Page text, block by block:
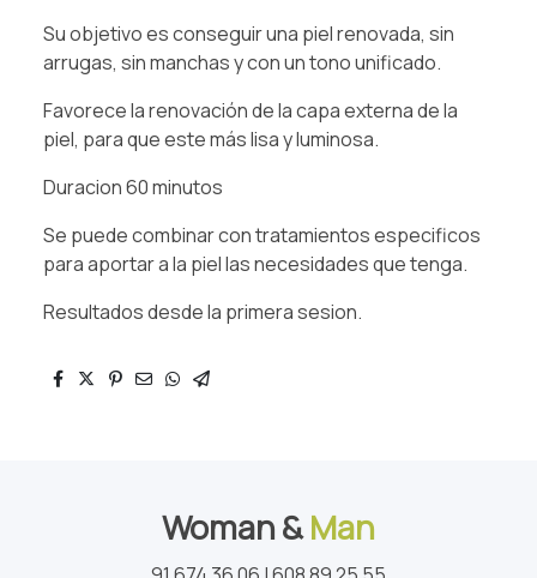
Su objetivo es conseguir una piel renovada, sin
arrugas, sin manchas y con un tono unificado.
Favorece la renovación de la capa externa de la
piel, para que este más lisa y luminosa.
Duracion 60 minutos
Se puede combinar con tratamientos especificos
para aportar a la piel las necesidades que tenga.
Resultados desde la primera sesion.
Woman &Man